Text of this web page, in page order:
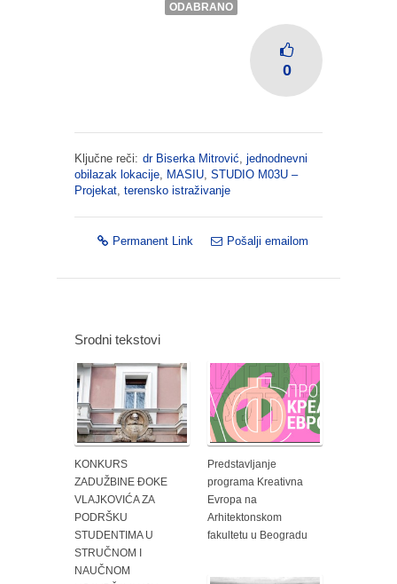
ODABRANO
0
Ključne reči: dr Biserka Mitrović jednodnevni
obilazak lokacije MASIU STUDIO M03U –
Projekat terensko istraživanje
Permanent Link Pošalji emailom
Srodni tekstovi
KONKURS
ZADUŽBINE ĐOKE
VLAJKOVIĆA ZA
PODRŠKU
STUDENTIMA U
STRUČNOM I
NAUČNOM
Predstavljanje
programa Kreativna
Evropa na
Arhitektonskom
fakultetu u Beogradu